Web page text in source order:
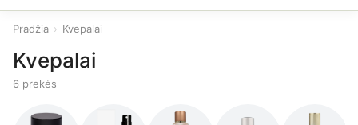
Pradžia › Kvepalai
Kvepalai
6 prekės